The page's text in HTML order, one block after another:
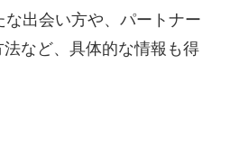
な出会い方や、パートナー
など、具体的な情報も得